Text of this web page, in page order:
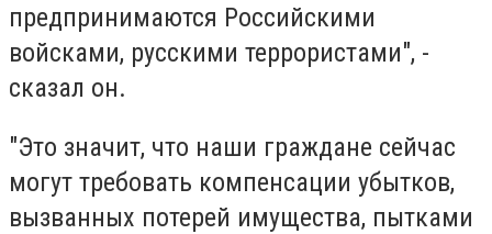
предпринимаются Российскими
войсками, русскими террористами", -
сказал он.
"Это значит, что наши граждане сейчас
могут требовать компенсации убытков,
вызванных потерей имущества, пытками